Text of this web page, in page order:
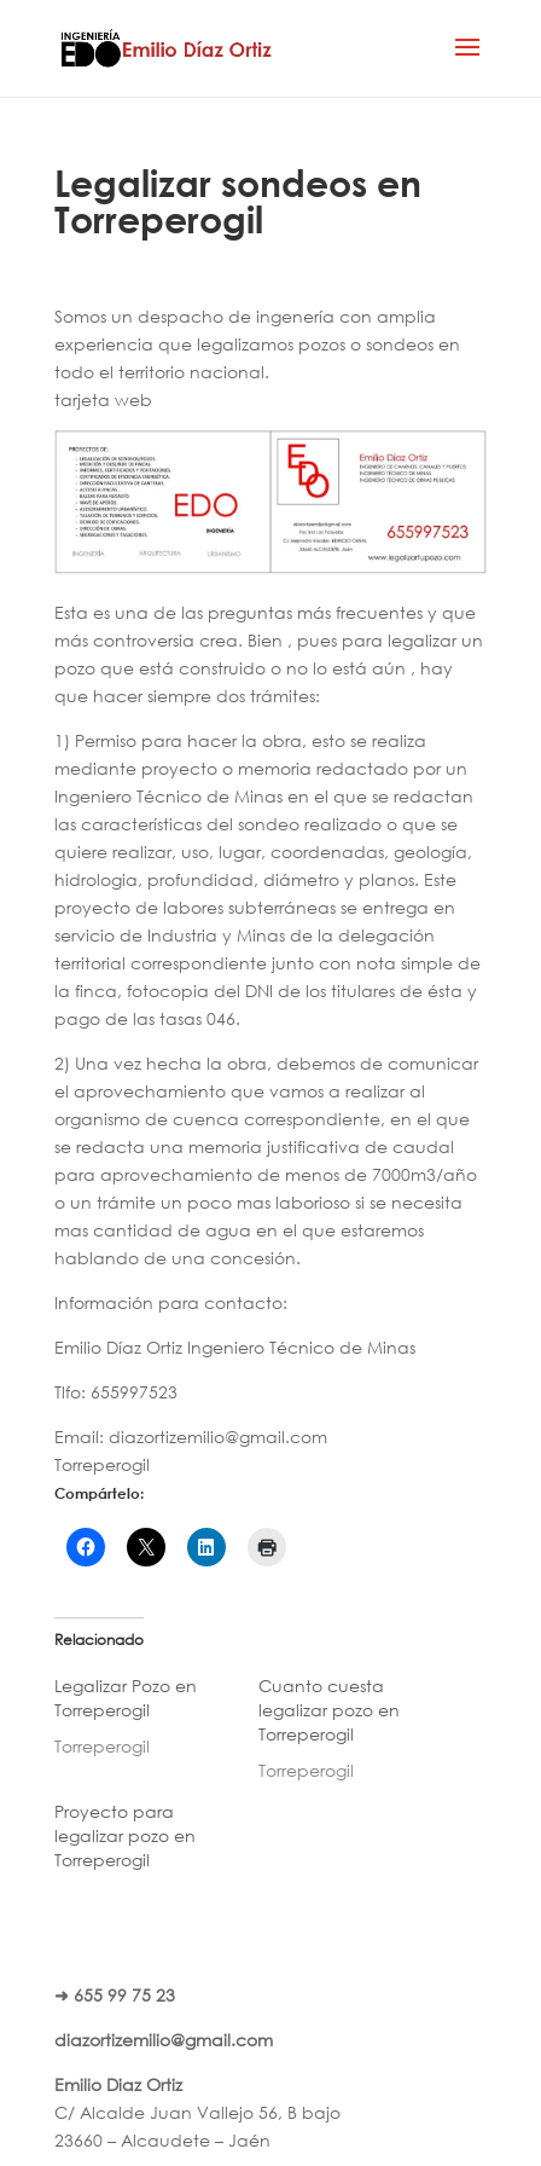
Legalizar sondeos en
Torreperogil
Somos un despacho de ingenería con amplia
experiencia que legalizamos pozos o sondeos en
todo el territorio nacional.
tarjeta web
Esta es una de las preguntas más frecuentes y que
más controversia crea. Bien , pues para legalizar un
pozo que está construido o no lo está aún , hay
que hacer siempre dos trámites:
1) Permiso para hacer la obra, esto se realiza
mediante proyecto o memoria redactado por un
Ingeniero Técnico de Minas en el que se redactan
las características del sondeo realizado o que se
quiere realizar, uso, lugar, coordenadas, geología,
hidrologia, profundidad, diámetro y planos. Este
proyecto de labores subterráneas se entrega en
servicio de Industria y Minas de la delegación
territorial correspondiente junto con nota simple de
la finca, fotocopia del DNI de los titulares de ésta y
pago de las tasas 046.
2) Una vez hecha la obra, debemos de comunicar
el aprovechamiento que vamos a realizar al
organismo de cuenca correspondiente, en el que
se redacta una memoria justificativa de caudal
para aprovechamiento de menos de 7000m3/año
o un trámite un poco mas laborioso si se necesita
mas cantidad de agua en el que estaremos
hablando de una concesión.
Información para contacto:
Emilio Díaz Ortiz Ingeniero Técnico de Minas
Tlfo: 655997523
Email: diazortizemilio@gmail.com
Torreperogil
Compártelo:
Relacionado
Legalizar Pozo en
Torreperogil
Torreperogil
Cuanto cuesta
legalizar pozo en
Torreperogil
Torreperogil
Proyecto para
legalizar pozo en
Torreperogil
➜ 655 99 75 23
diazortizemilio@gmail.com
Emilio Diaz Ortiz
C/ Alcalde Juan Vallejo 56, B bajo
23660 – Alcaudete – Jaén